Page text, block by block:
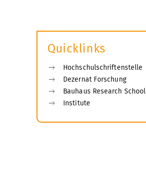
Quicklinks
Hochschulschriftenstelle
Dezernat Forschung
Bauhaus Research School
Institute